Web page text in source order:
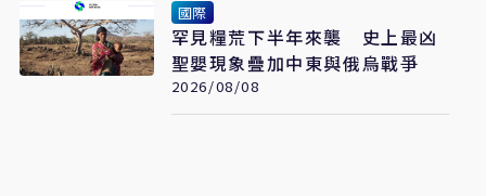
國際
罕見糧荒下半年來襲 史上最凶
聖嬰現象疊加中東與俄烏戰爭
2026/08/08